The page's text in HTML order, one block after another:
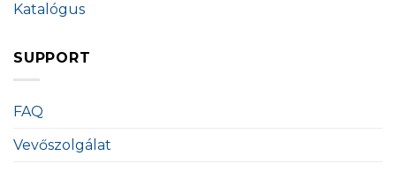
Katalógus
SUPPORT
FAQ
Vevőszolgálat